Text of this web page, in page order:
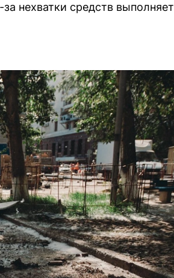
нехватки средств выполняет